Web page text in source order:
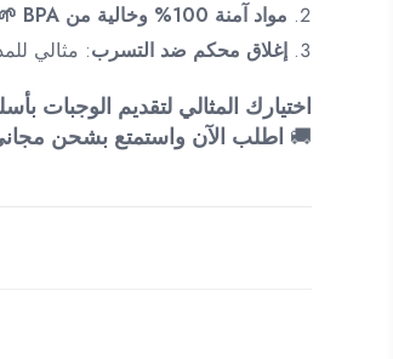
مواد آمنة 100% وخالية من BPA 🌱
إغلاق محكم ضد التسرب: مثالي
اختيارك المثالي لتقديم الوجبات
🚚 اطلب الآن واستمتع بشحن